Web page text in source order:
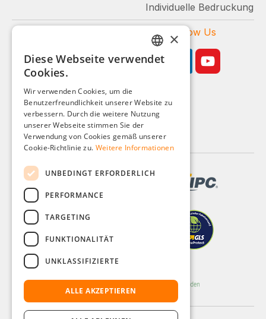
Individuelle Bedruckung
Follow Us
Geschäftskunden-Shop
Alle Preise zzgl. MwSt.
GERMAN
FRENCH
DUTCH
×
Diese Webseite verwendet
Cookies.
Wir verwenden Cookies, um die
Benutzerfreundlichkeit unserer Website zu
verbessern. Durch die weitere Nutzung
unserer Webseite stimmen Sie der
Verwendung von Cookies gemäß unserer
Cookie-Richtlinie zu. Weitere Informationen
UNBEDINGT ERFORDERLICH
PERFORMANCE
TARGETING
FUNKTIONALITÄT
UNKLASSIFIZIERTE
ALLE AKZEPTIEREN